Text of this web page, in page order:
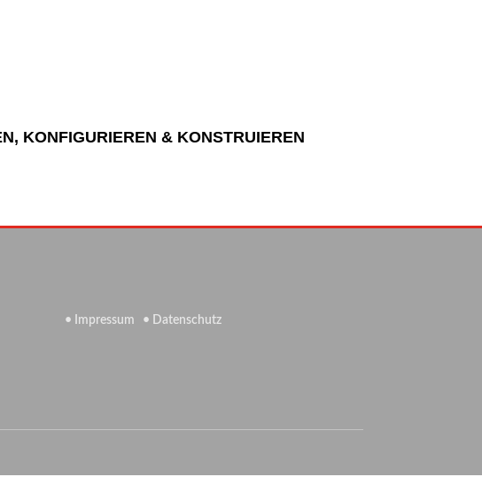
KONFIGURIEREN & KONSTRUIEREN
• Impressum • Datenschutz